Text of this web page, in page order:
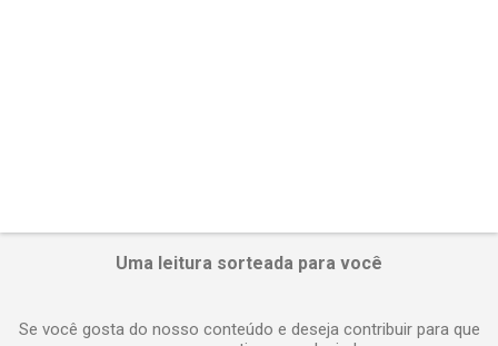
Uma leitura sorteada para você
Se você gosta do nosso conteúdo e deseja contribuir para que